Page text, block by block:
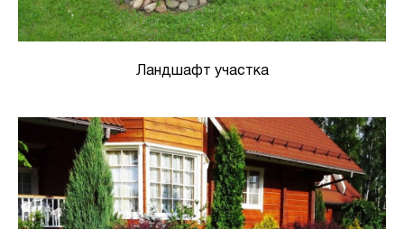
Ландшафт участка